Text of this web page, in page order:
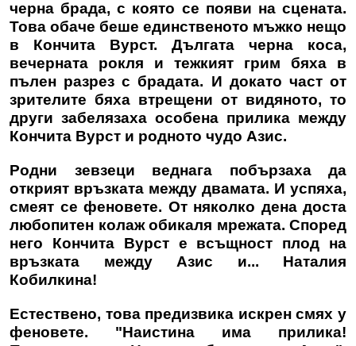
черна брада, с която се появи на сцената.
Това обаче беше единственото мъжко нещо
в Кончита Вурст. Дългата черна коса,
вечерната рокля и тежкият грим бяха в
пълен разрез с брадата. И докато част от
зрителите бяха втрещени от видяното, то
други забелязаха особена прилика между
Кончита Вурст и родното чудо Азис.
Родни зевзеци веднага побързаха да
открият връзката между двамата. И успяха,
смеят се феновете. От няколко дена доста
любопитен колаж обикаля мрежата. Според
него Кончита Вурст е всъщност плод на
връзката между Азис и... Наталия
Кобилкина!
Естествено, това предизвика искрен смях у
феновете. "Наистина има прилика!